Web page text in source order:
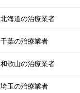
北海道の治療業者
千葉の治療業者
和歌山の治療業者
埼玉の治療業者